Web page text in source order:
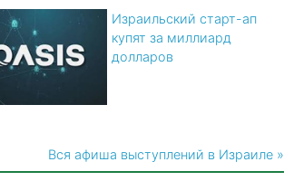
Израильский старт-ап
купят за миллиард
долларов
Вся афиша выступлений в Израиле »